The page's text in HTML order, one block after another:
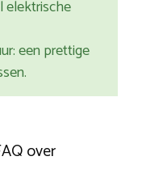
elektrische
een prettige
over